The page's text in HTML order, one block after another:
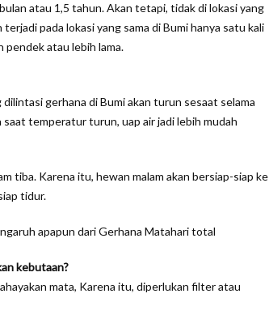
atau 1,5 tahun. Akan tetapi, tidak di lokasi yang
pada lokasi yang sama di Bumi hanya satu kali
pendek atau lebih lama.
gerhana di Bumi akan turun sesaat selama
temperatur turun, uap air jadi lebih mudah
tiba. Karena itu, hewan malam akan bersiap-siap ke
tidur.
apapun dari Gerhana Matahari total
kebutaan?
mata, Karena itu, diperlukan filter atau